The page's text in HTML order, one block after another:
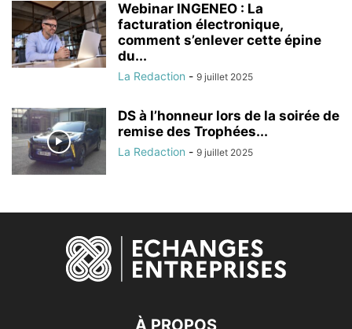
Webinar INGENEO : La
facturation électronique,
comment s’enlever cette épine
du...
La Redaction - 9 juillet 2025
DS à l’honneur lors de la soirée de
remise des Trophées...
La Redaction - 9 juillet 2025
À PROPOS